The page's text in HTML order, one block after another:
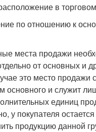
в
по отношению к
места продажи
от основных и
это место продажи
основного и служит
единиц
у покупателя
продукцию данной